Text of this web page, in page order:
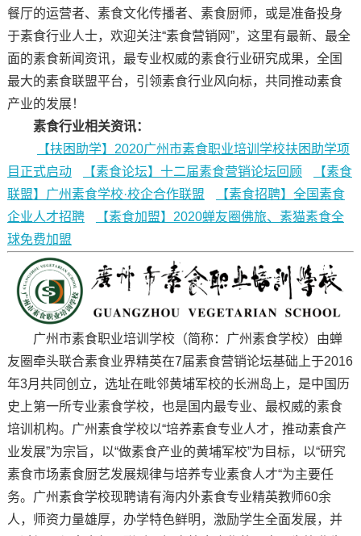
餐厅的运营者、素食文化传播者、素食厨师，或是准备投身
于素食行业人士，欢迎关注“素食营销网”，这里有最新、最全
面的素食新闻资讯，最专业权威的素食行业研究成果，全国
最大的素食联盟平台，引领素食行业风向标，共同推动素食
产业的发展！
素食行业相关资讯：
【扶困助学】2020广州市素食职业培训学校扶困助学项
目正式启动
【素食论坛】十二届素食营销论坛回顾
【素食
联盟】广州素食学校·校企合作联盟
【素食招聘】全国素食
企业人才招聘
【素食加盟】2020蝉友圈佛旅、素猫素食全
球免费加盟
广州市素食职业培训学校（简称：广州素食学校）由蝉
友圈牵头联合素食业界精英在7届素食营销论坛基础上于2016
年3月共同创立，选址在毗邻黄埔军校的长洲岛上，是中国历
史上第一所专业素食学校，也是国内最专业、最权威的素食
培训机构。广州素食学校以“培养素食专业人才，推动素食产
业发展”为宗旨，以“做素食产业的黄埔军校”为目标，以“研究
素食市场素食厨艺发展规律与培养专业素食人才“为主要任
务。广州素食学校现聘请有海内外素食专业精英教师60余
人，师资力量雄厚，办学特色鲜明，激励学生全面发展，并